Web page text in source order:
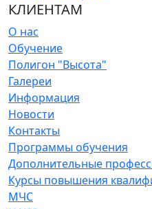
КЛИЕНТАМ
О нас
Обучение
Полигон "Высота"
Галереи
Информация
Новости
Контакты
Программы обучения
Дополнительные
Курсы повышения
МЧС